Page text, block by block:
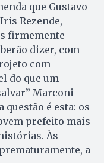
que Gustavo
Rezende,
firmemente
dizer, com
com
do que um
Marconi
questão é esta: os
prefeito mais
Às
a